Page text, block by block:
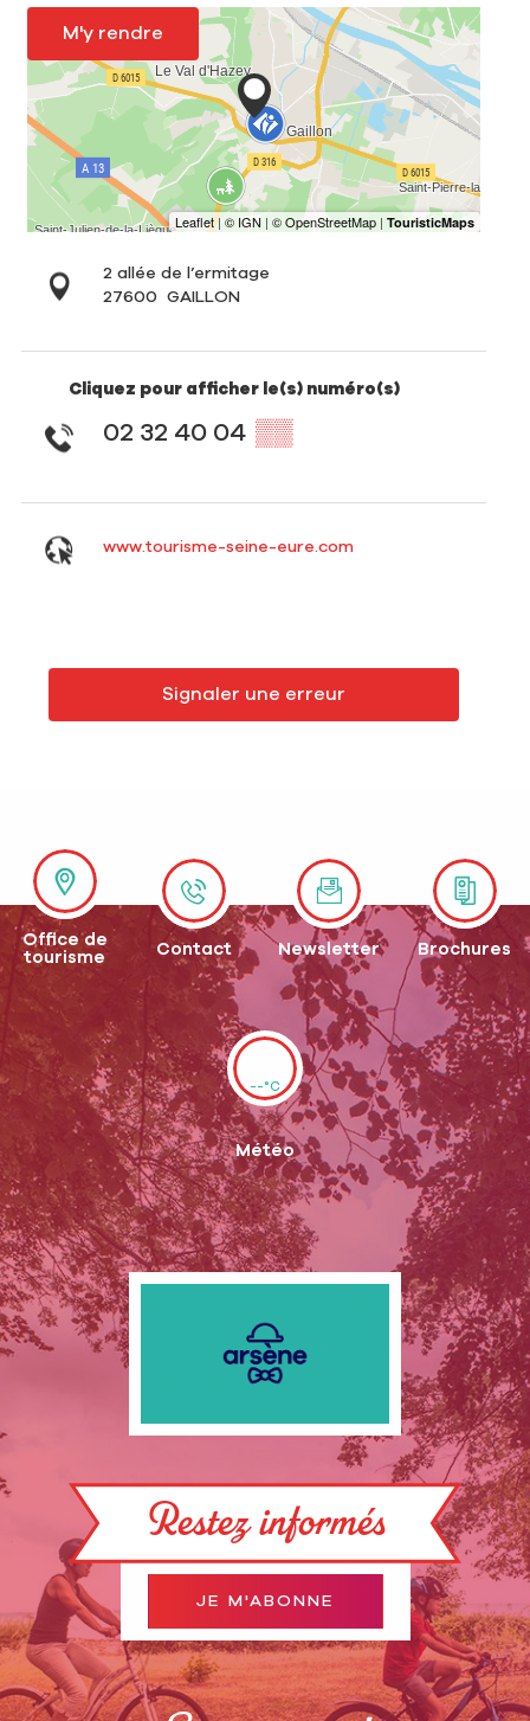
M'y rendre
2 allée de l’ermitage
27600
GAILLON
Cliquez pour afficher le(s) numéro(s)
02 32 40 04 ▒▒
www.tourisme-seine-eure.com
Signaler une erreur
Office de
tourisme
Contact Newsletter Brochures
--°C
Météo
Restez informés
JE M'ABONNE